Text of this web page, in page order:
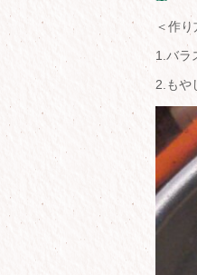
＜作り
1.バラ
2.もや